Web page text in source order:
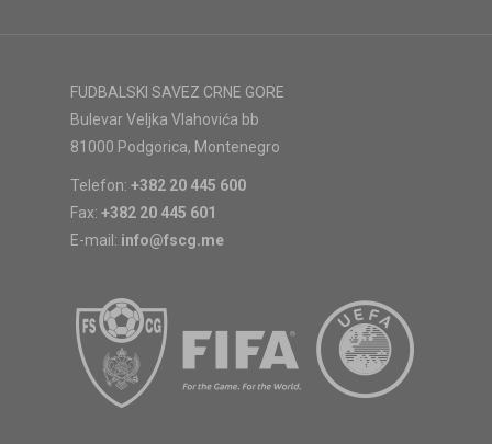
FUDBALSKI SAVEZ CRNE GORE
Bulevar Veljka Vlahovića bb
81000 Podgorica, Montenegro
Telefon: +382 20 445 600
Fax: +382 20 445 601
E-mail: info@fscg.me